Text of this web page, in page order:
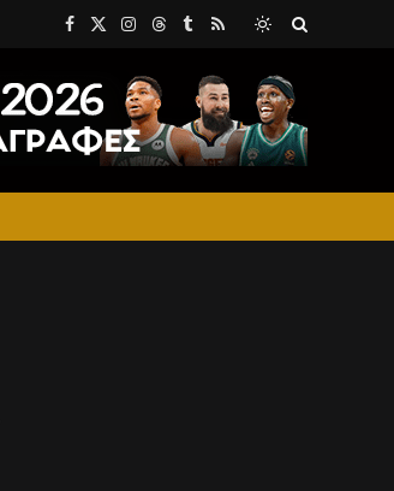
Facebook
X
Instagram
Threads
Tumblr
RSS